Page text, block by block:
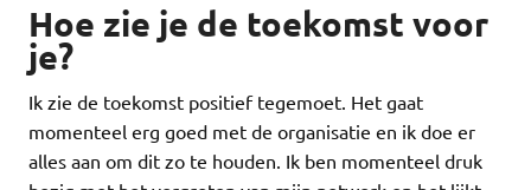
Hoe zie je de toekomst voor
je?
Ik zie de toekomst positief tegemoet. Het gaat
momenteel erg goed met de organisatie en ik doe er
alles aan om dit zo te houden. Ik ben momenteel druk